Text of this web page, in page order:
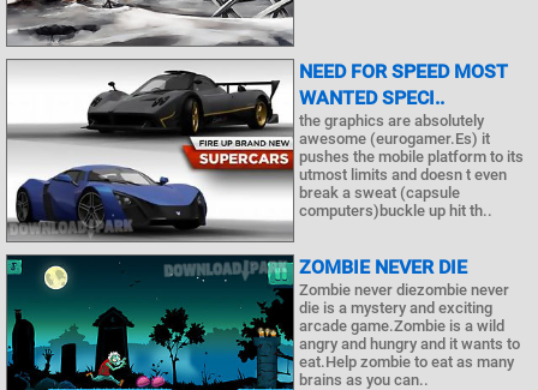
NEED FOR SPEED MOST
WANTED SPECI..
the graphics are absolutely
awesome (eurogamer.Es) it
pushes the mobile platform to its
utmost limits and doesn t even
break a sweat (capsule
computers)buckle up hit th..
ZOMBIE NEVER DIE
Zombie never diezombie never
die is a mystery and exciting
arcade game.Zombie is a wild
angry and hungry and it wants to
eat.Help zombie to eat as many
brains as you can..